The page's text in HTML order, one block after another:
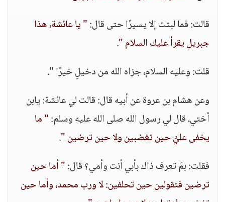
قالت: فما لبثت إلا يسيرًا حتى قال:" يا عائشة، هذا
جبريل يقرأ عليك السلام ".
قلت: وعليه السلام، جزاه الله من دخيلٍ خيرًا ".
وعن هشام بن عروة عن أبيه قال: قالت لي عائشة: يابن
أختي، قال لي رسول الله صلى الله عليه وسلم:" ما
يخفى عليَّ حين تغضبين ولا حين ترضين ".
فقلت: بمَ تعرف ذاك بأبي أنت وأمي؟ قال:" أما حين
ترضين فتقولين حين تحلفين: لا ورب محمد، وأما حين